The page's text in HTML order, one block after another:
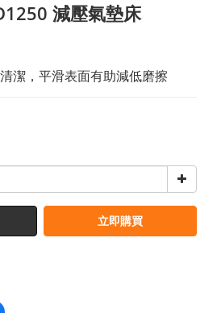
減壓氣墊床
潔，平滑表面有助減低磨擦
立即購買